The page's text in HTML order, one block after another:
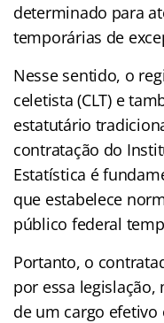
determinado para
temporárias de
Nesse sentido, o
celetista (CLT) e
estatutário
contratação do
Estatística é
que estabelece
público federal
Portanto, o
por essa
de um cargo